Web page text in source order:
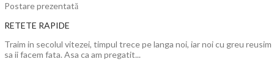
Postare prezentată
RETETE RAPIDE
Traim in secolul vitezei, timpul trece pe langa noi, iar noi cu greu reusim
sa ii facem fata. Asa ca am pregatit...